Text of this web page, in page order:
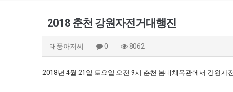
2018 춘천 강원자전거대행진
태풍아저씨 0 8062
2018년 4월 21일 토요일 오전 9시 춘천 봄내체육관에서 강원자